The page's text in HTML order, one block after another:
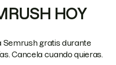
HOY
Semrush gratis durante
Cancela cuando quieras.